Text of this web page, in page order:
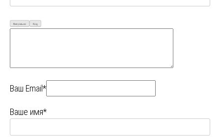
Визуально Код
Ваш Email*
Ваше имя*